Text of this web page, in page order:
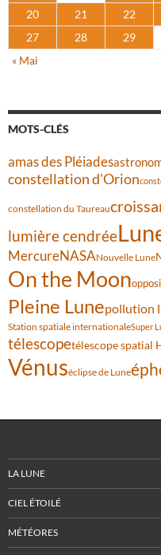
20 21 22
27
28 29
« Mai
MOTS-CLÉS
amas des Pléiades
constellation d'Orion
constellation du Taureau
lumière cendrée
MercureNASANouvelle Lune
On the Moon
Pleine Lunepollution
Station spatiale internationaleSuper
télescopetélescope spatial
Vénuséclipse de Lune
LA LUNE
CIEL ÉTOILÉ
MÉTÉORES